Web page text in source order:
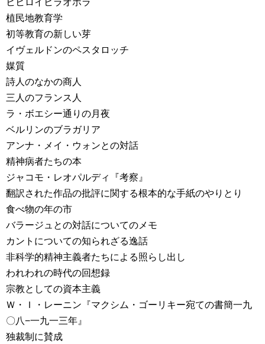
ヒヒロイヒラオホラ
植民地教育学
初等教育の新しい芽
イヴェルドンのペスタロッチ
媒質
詩人のなかの商人
三人のフランス人
ラ・ボエシー通りの月夜
ベルリンのブラガリア
アンナ・メイ・ウォンとの対話
精神病者たちの本
ジャコモ・レオパルディ『考察』
翻訳された作品の批評に関する根本的な手紙のやりとり
食べ物の年の市
バラージュとの対話についてのメモ
カントについての知られざる逸話
非科学的精神主義者たちによる照らし出し
われわれの時代の回想録
宗教としての資本主義
Ｗ・Ｉ・レーニン『マクシム・ゴーリキー宛ての書簡一九
〇八−一九一三年』
独裁制に賛成